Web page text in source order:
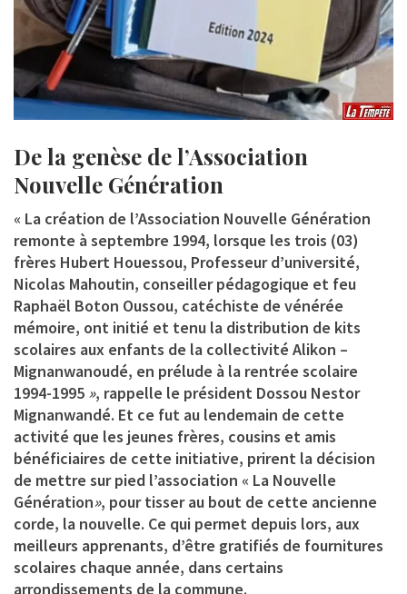
De la genèse de l’Association
Nouvelle Génération
« La création de l’Association Nouvelle Génération
remonte à septembre 1994, lorsque les trois (03)
frères Hubert Houessou, Professeur d’université,
Nicolas Mahoutin, conseiller pédagogique et feu
Raphaël Boton Oussou, catéchiste de vénérée
mémoire, ont initié et tenu la distribution de kits
scolaires aux enfants de la collectivité Alikon –
Mignanwanoudé, en prélude à la rentrée scolaire
1994-1995 », rappelle le président Dossou Nestor
Mignanwandé. Et ce fut au lendemain de cette
activité que les jeunes frères, cousins et amis
bénéficiaires de cette initiative, prirent la décision
de mettre sur pied l’association « La Nouvelle
Génération», pour tisser au bout de cette ancienne
corde, la nouvelle. Ce qui permet depuis lors, aux
meilleurs apprenants, d’être gratifiés de fournitures
scolaires chaque année, dans certains
arrondissements de la commune.